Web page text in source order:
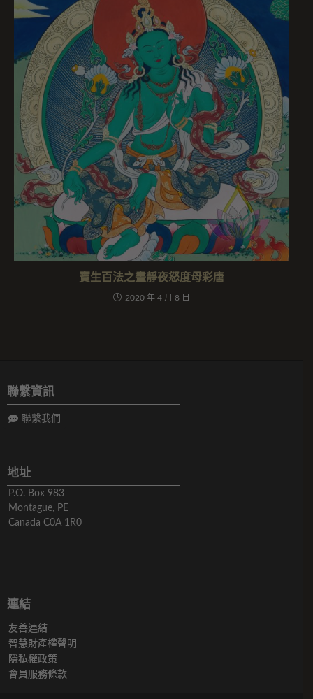
寶生百法之晝靜夜怒度母彩唐
2020 年 4 月 8 日
聯繫資訊
聯繫我們
地址
P.O. Box 983
Montague, PE
Canada C0A 1R0
連結
友善連結
智慧財產權聲明
隱私權政策
會員服務條款